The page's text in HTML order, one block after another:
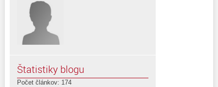
Štatistiky blogu
Počet článkov: 174